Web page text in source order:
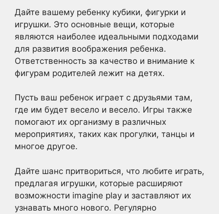
Дайте вашему ребенку кубики, фигурки и
игрушки. Это основные вещи, которые
являются наиболее идеальными подходами
для развития воображения ребенка.
Ответственность за качество и внимание к
фигурам родителей лежит на детях.
Пусть ваш ребенок играет с друзьями там,
где им будет весело и весело. Игры также
помогают их организму в различных
мероприятиях, таких как прогулки, танцы и
многое другое.
Дайте шанс притвориться, что любите играть,
предлагая игрушки, которые расширяют
возможности imagine play и заставляют их
узнавать много нового. Регулярно